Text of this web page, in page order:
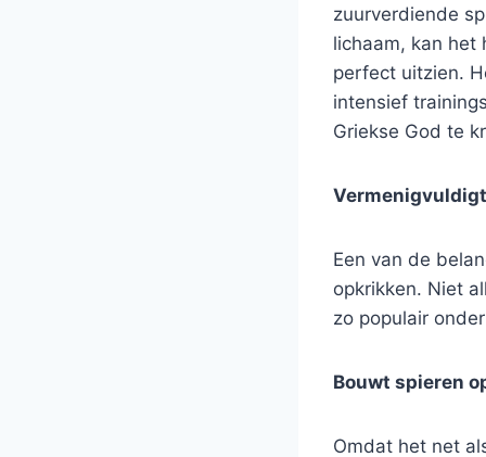
zuurverdiende
lichaam, kan het
perfect uitzien.
intensief
Griekse God te
Een van de
opkrikken. Niet
zo populair
Bouwt spieren
Omdat het net